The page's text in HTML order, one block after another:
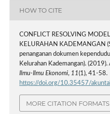
HOW TO CITE
CONFLICT RESOLVING
KELURAHAN KADEMANGAN
penanganan dokumen
Kelurahan Kademangan). (2019).
Ilmu-Ilmu Ekonomi, 11(1), 41-58.
https://doi.org/10.35457/
MORE CITATION FORMATS